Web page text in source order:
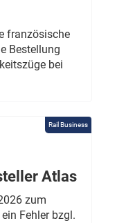
französische
Bestellung
bei
Rail Business
Atlas
zum
Fehler bzgl.